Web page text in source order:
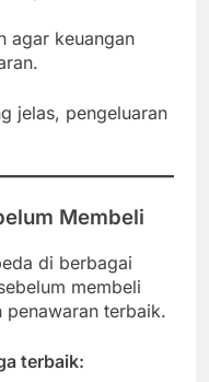
agar keuangan
jelas, pengeluaran
Membeli
di berbagai
membeli
penawaran terbaik.
terbaik: